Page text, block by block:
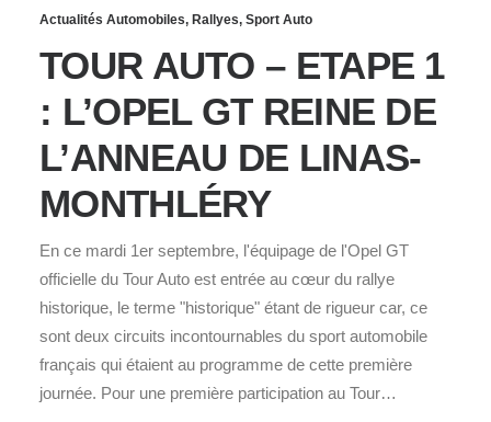
Actualités Automobiles, Rallyes, Sport Auto
TOUR AUTO – ETAPE 1
: L’OPEL GT REINE DE
L’ANNEAU DE LINAS-
MONTHLÉRY
En ce mardi 1er septembre, l'équipage de l'Opel GT
officielle du Tour Auto est entrée au cœur du rallye
historique, le terme "historique" étant de rigueur car, ce
sont deux circuits incontournables du sport automobile
français qui étaient au programme de cette première
journée. Pour une première participation au Tour…